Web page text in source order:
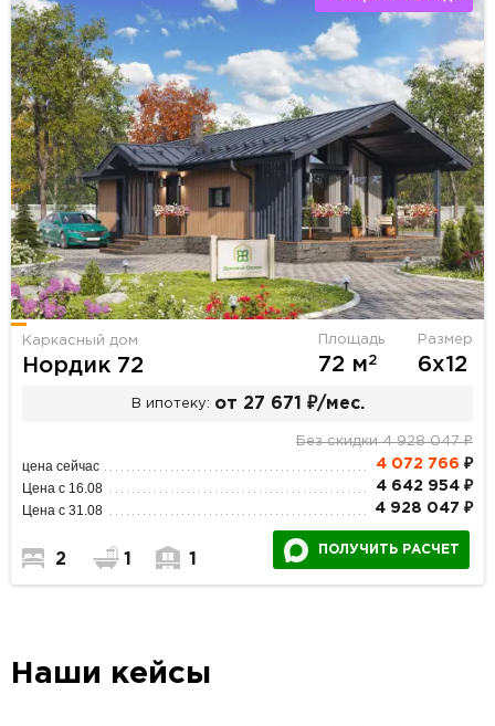
Каркасный дом
Нордик 72
Площадь
72 м2
Размер
6х12
В ипотеку: от 27 671 ₽/мес.
Без скидки 4 928 047 ₽
цена сейчас 4 072 766 ₽
Цена с 16.08 4 642 954 ₽
Цена с 31.08 4 928 047 ₽
2 1 1
ПОЛУЧИТЬ РАСЧЕТ
Наши кейсы